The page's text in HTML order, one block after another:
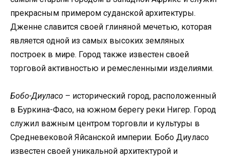
прекрасным примером суданской архитектуры.
Дженне славится своей глиняной мечетью, которая
является одной из самых высоких земляных
построек в мире. Город также известен своей
торговой активностью и ремесленными изделиями.
Бобо-Диуласо – исторический город, расположенный
в Буркина-Фасо, на южном берегу реки Нигер. Город
служил важным центром торговли и культуры в
Средневековой Яйсанской империи. Бобо Диуласо
известен своей уникальной архитектурой и